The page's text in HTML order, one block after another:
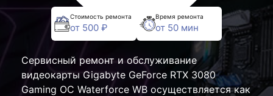
Стоимость ремонта
от 500 ₽
Время ремонта
от 50 мин
Сервисный ремонт и обслуживание
видеокарты Gigabyte GeForce RTX 3080
Gaming OC Waterforce WB осуществляется как